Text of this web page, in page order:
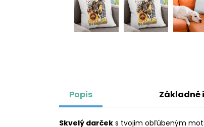
Popis Základné
Skvelý darček s tvojim obľúbeným